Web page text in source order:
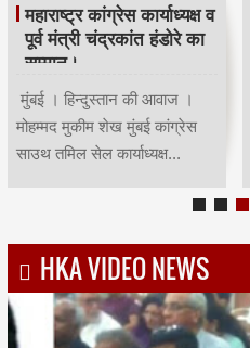
महाराष्ट्र कांग्रेस कार्याध्यक्ष व
पूर्व मंत्री चंद्रकांत हंडोरे का
सम्मान।
मुंबई । हिन्दुस्तान की आवाज ।
मोहम्मद मुकीम शेख मुंबई कांग्रेस
साउथ तमिल सेल कार्याध्यक्ष...
HKA VIDEO NEWS